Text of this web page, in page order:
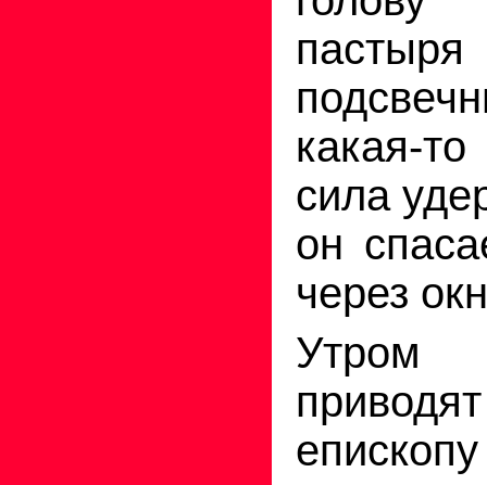
какая-
сила
он
через
Утром